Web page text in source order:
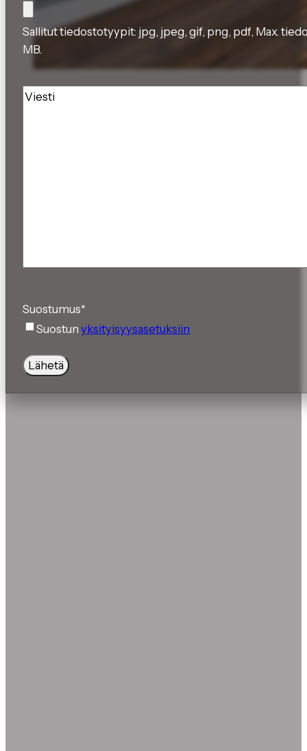
Sallitut tiedostotyypit: jpg, jpeg, gif, png, pdf, Max.
MB.
Viesti
Suostumus*
Suostunyksityisyysasetuksiin
Lähetä